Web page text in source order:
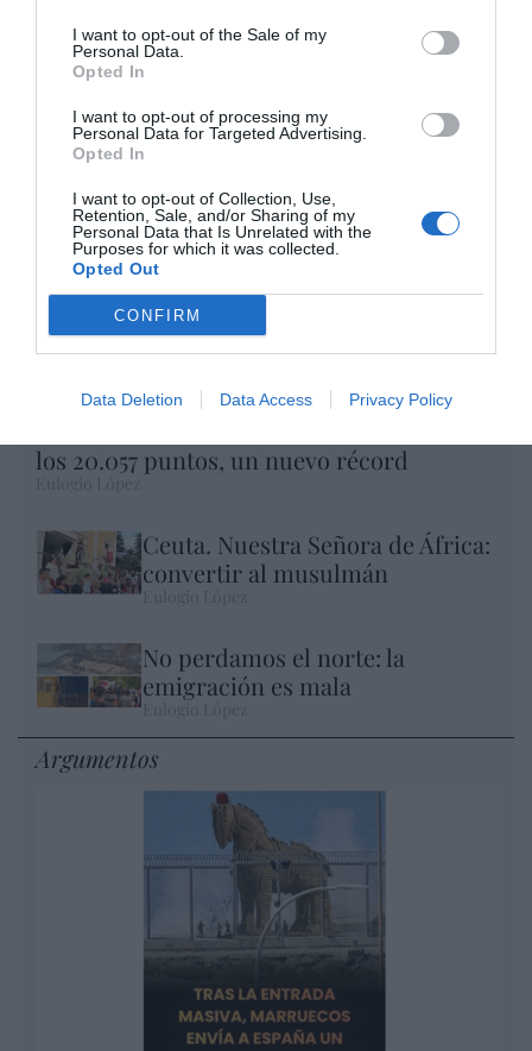
I want to opt-out of the Sale of my
Personal Data.
Opted In
I want to opt-out of processing my
Personal Data for Targeted Advertising.
Opted In
I want to opt-out of Collection, Use,
Retention, Sale, and/or Sharing of my
Personal Data that Is Unrelated with the
Purposes for which it was collected.
Opted Out
CONFIRM
Data Deletion Data Access Privacy Policy
Opinión
Enormes minucias
por Eulogio López
los 20.057 puntos, un nuevo récord
Ceuta. Nuestra Señora de África:
convertir al musulmán
No perdamos el norte: la
emigración es mala
Argumentos